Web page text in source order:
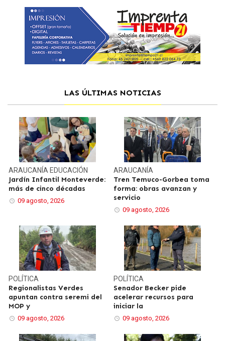
LAS ÚLTIMAS NOTICIAS
ARAUCANÍA EDUCACIÓN
Jardín Infantil Monteverde:
más de cinco décadas
09 agosto, 2026
ARAUCANÍA
Tren Temuco-Gorbea toma
forma: obras avanzan y
servicio
09 agosto, 2026
POLÍTICA
Regionalistas Verdes
apuntan contra seremi del
MOP y
09 agosto, 2026
POLÍTICA
Senador Becker pide
acelerar recursos para
iniciar la
09 agosto, 2026